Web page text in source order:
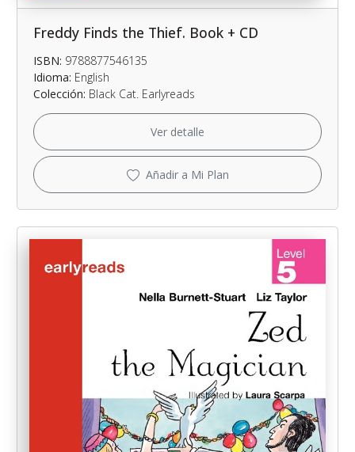
Freddy Finds the Thief. Book + CD
ISBN: 9788877546135
Idioma: English
Colección: Black Cat. Earlyreads
Ver detalle
Añadir a Mi Plan